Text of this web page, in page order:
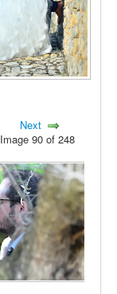
Next
Image 90 of 248